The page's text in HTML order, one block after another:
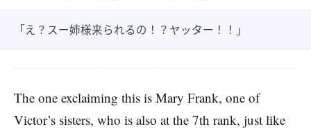
「え？スー姉様来られるの！？ヤッター！！」
The one exclaiming this is Mary Frank, one of
Victor’s sisters, who is also at the 7th rank, just like